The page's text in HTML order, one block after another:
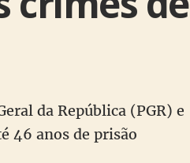
da República (PGR) e
46 anos de prisão